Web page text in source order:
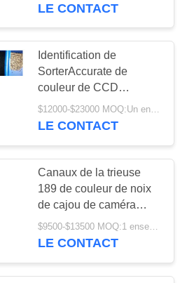
couleur
de maïs
10
LE CONTACT
Identification de
SorterAccurate de
couleur de CCD
d'éclairage des grains
de café LED
$12000-$23000 MOQ:Un ensemble
LE CONTACT
Canaux de la trieuse
189 de couleur de noix
de cajou de caméra
CCD 3 descendeurs
$9500-$13500 MOQ:1 ensemble
LE CONTACT